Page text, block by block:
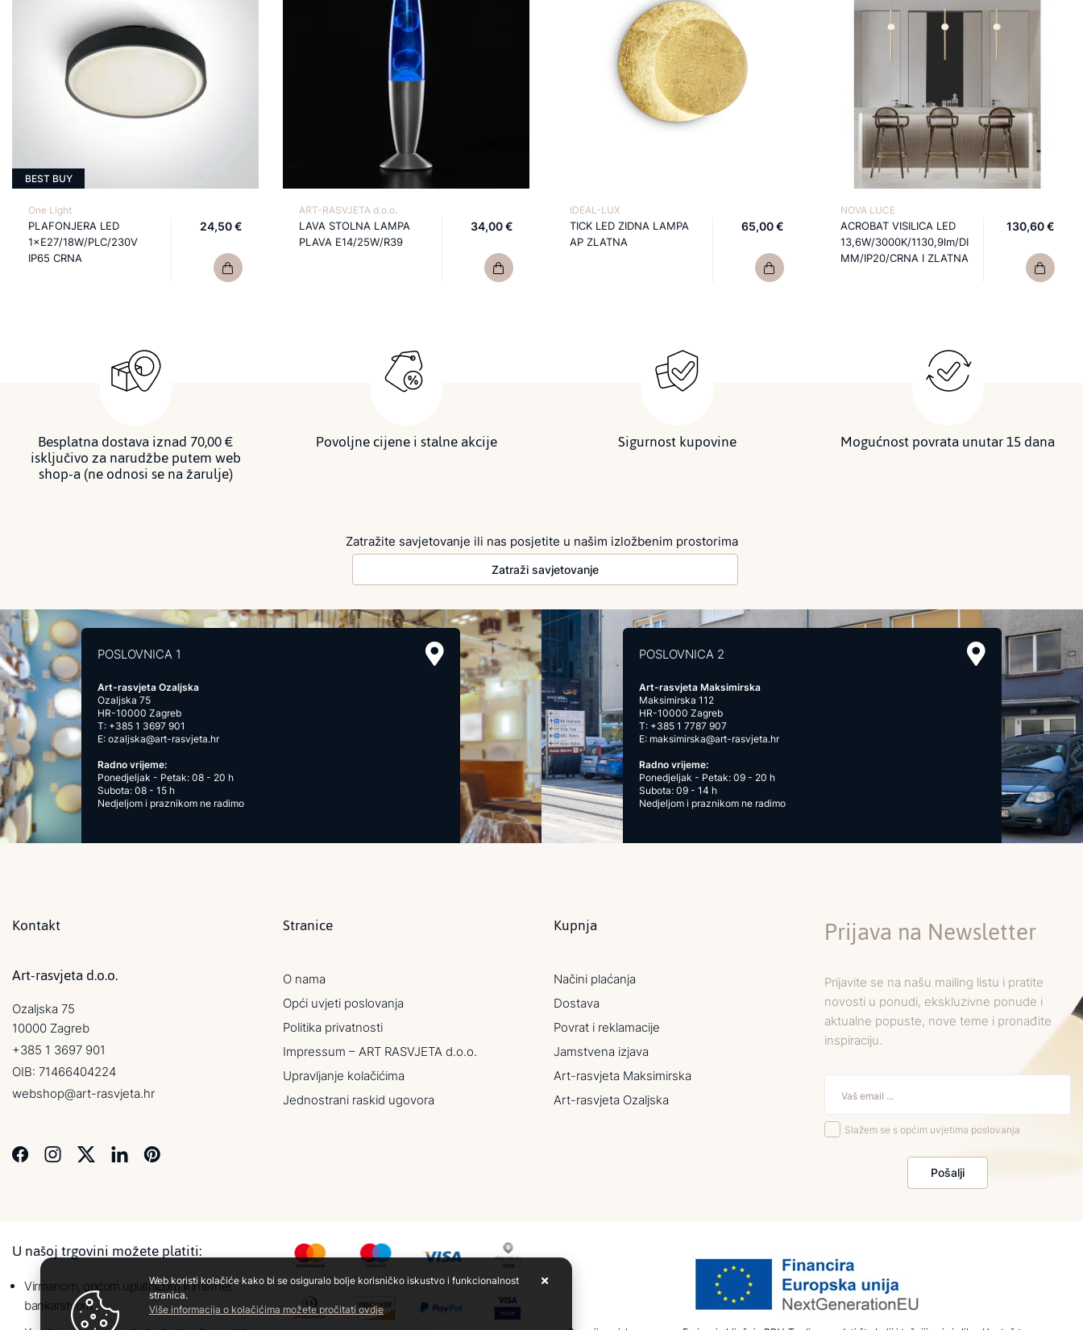
BEST BUY
One Light
PLAFONJERA LED
1×E27/18W/PLC/230V
IP65 CRNA
24,50 €
ART-RASVJETA d.o.o.
LAVA STOLNA LAMPA
PLAVA E14/25W/R39
34,00 €
IDEAL-LUX
TICK LED ZIDNA LAMPA
AP ZLATNA
65,00 €
NOVA LUCE
ACROBAT VISILICA LED
13,6W/3000K/1130,9lm/DI
MM/IP20/CRNA I ZLATNA
130,60 €
Besplatna dostava iznad 70,00 €
isključivo za narudžbe putem web
shop-a (ne odnosi se na žarulje)
Povoljne cijene i stalne akcije Sigurnost kupovine Mogućnost povrata unutar 15 dana
Zatražite savjetovanje ili nas posjetite u našim izložbenim prostorima
Zatraži savjetovanje
POSLOVNICA 1
Art-rasvjeta Ozaljska
Ozaljska 75
HR-10000 Zagreb
T: +385 1 3697 901
E: ozaljska@art-rasvjeta.hr
Radno vrijeme:
Ponedjeljak - Petak: 08 - 20 h
Subota: 08 - 15 h
Nedjeljom i praznikom ne radimo
POSLOVNICA 2
Art-rasvjeta Maksimirska
Maksimirska 112
HR-10000 Zagreb
T: +385 1 7787 907
E: maksimirska@art-rasvjeta.hr
Radno vrijeme:
Ponedjeljak - Petak: 09 - 20 h
Subota: 09 - 14 h
Nedjeljom i praznikom ne radimo
Kontakt
Art-rasvjeta d.o.o.
Ozaljska 75
10000 Zagreb
+385 1 3697 901
OIB: 71466404224
webshop@art-rasvjeta.hr
Stranice
O nama
Opći uvjeti poslovanja
Politika privatnosti
Impressum – ART RASVJETA d.o.o.
Upravljanje kolačićima
Jednostrani raskid ugovora
Kupnja
Načini plaćanja
Dostava
Povrat i reklamacije
Jamstvena izjava
Art-rasvjeta Maksimirska
Art-rasvjeta Ozaljska
Prijava na Newsletter
Prijavite se na našu mailing listu i pratite
novosti u ponudi, ekskluzivne ponude i
aktualne popuste, nove teme i pronađite
inspiraciju.
Slažem se s općim uvjetima poslovanja
Pošalji
U našoj trgovini možete platiti:
Virmanom, općom uplatnicom ili internet
bankarstvom
Web koristi kolačiće kako bi se osiguralo bolje korisničko iskustvo i funkcionalnost
stranica.
Više informacija o kolačićima možete pročitati ovdje